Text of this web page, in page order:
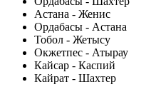
Астана - Женис
Ордабасы - Астана
Тобол - Жетысу
Окжетпес - Атырау
Кайсар - Каспий
Кайрат - Шахтер